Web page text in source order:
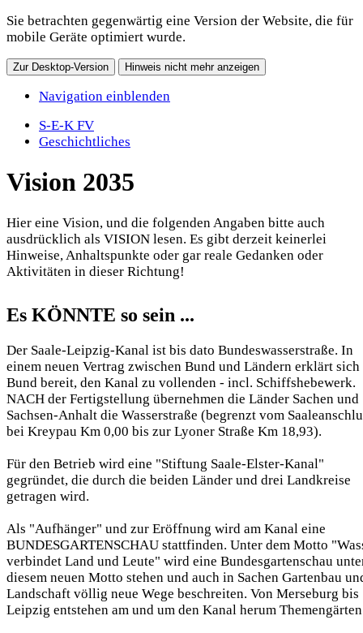
Sie betrachten gegenwärtig eine Version der Website, die für
mobile Geräte optimiert wurde.
Zur Desktop-Version Hinweis nicht mehr anzeigen
Navigation einblenden
S-E-K FV
Geschichtliches
Vision 2035
Hier eine Vision, und die folgenden Angaben bitte auch
ausdrücklich als VISION lesen. Es gibt derzeit keinerlei
Hinweise, Anhaltspunkte oder gar reale Gedanken oder
Aktivitäten in dieser Richtung!
Es KÖNNTE so sein ...
Der Saale-Leipzig-Kanal ist bis dato Bundeswasserstraße. In
einem neuen Vertrag zwischen Bund und Ländern erklärt sich
Bund bereit, den Kanal zu vollenden - incl. Schiffshebewerk.
NACH der Fertigstellung übernehmen die Länder Sachen und
Sachsen-Anhalt die Wasserstraße (begrenzt vom
bei Kreypau Km 0,00 bis zur Lyoner Straße Km 18,93).
Für den Betrieb wird eine "Stiftung Saale-Elster-Kanal"
gegründet, die durch die beiden Länder und drei Landkreise
getragen wird.
Als "Aufhänger" und zur Eröffnung wird am Kanal eine
BUNDESGARTENSCHAU stattfinden. Unter dem Motto
verbindet Land und Leute" wird eine Bundesgartenschau
diesem neuen Motto stehen und auch in Sachen Gartenbau
Landschaft völlig neue Wege beschreiten. Von Merseburg bis
Leipzig entstehen am und um den Kanal herum